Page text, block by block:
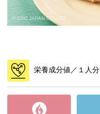
© CGC JAPAN CO.,LTD.
栄養成分値／１人分